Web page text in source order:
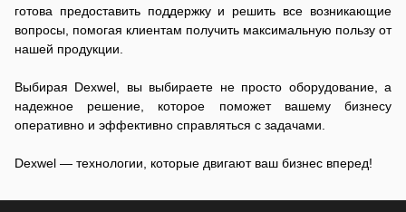
готова предоставить поддержку и решить все возникающие
вопросы, помогая клиентам получить максимальную пользу от
нашей продукции.
Выбирая Dexwel, вы выбираете не просто оборудование, а
надежное решение, которое поможет вашему бизнесу
оперативно и эффективно справляться с задачами.
Dexwel — технологии, которые двигают ваш бизнес вперед!